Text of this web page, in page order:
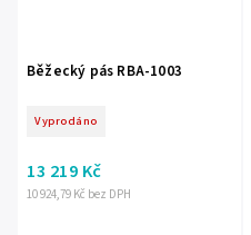
Běžecký pás RBA-1003
Vyprodáno
10 924,79 Kč bez DPH
13 219 Kč